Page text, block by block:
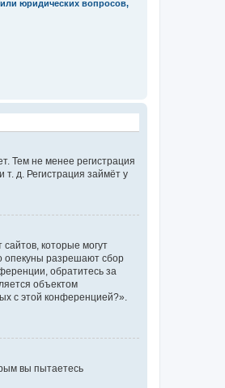
юридических вопросов,
Тем не менее регистрация
д. Регистрация займёт у
которые могут
опекуны разрешают сбор
обратитесь за
объектом
с этой конференцией?».
вы пытаетесь